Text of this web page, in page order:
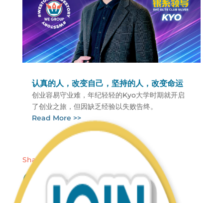
认真的人，改变自己，坚持的人，改变命运
创业容易守业难，年纪轻轻的Kyo大学时期就开启
了创业之旅，但因缺乏经验以失败告终。
Read More >>
Share